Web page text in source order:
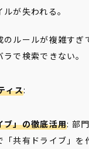
が失われる。
のルールが複雑すぎ
で検索できない。
ィス:
ブ」の徹底活用: 部
「共有ドライブ」を